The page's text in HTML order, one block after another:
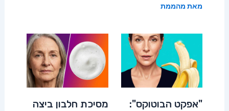
מאת מהממת
"אפקט הבוטוקס":
מסיכת חלבון ביצה